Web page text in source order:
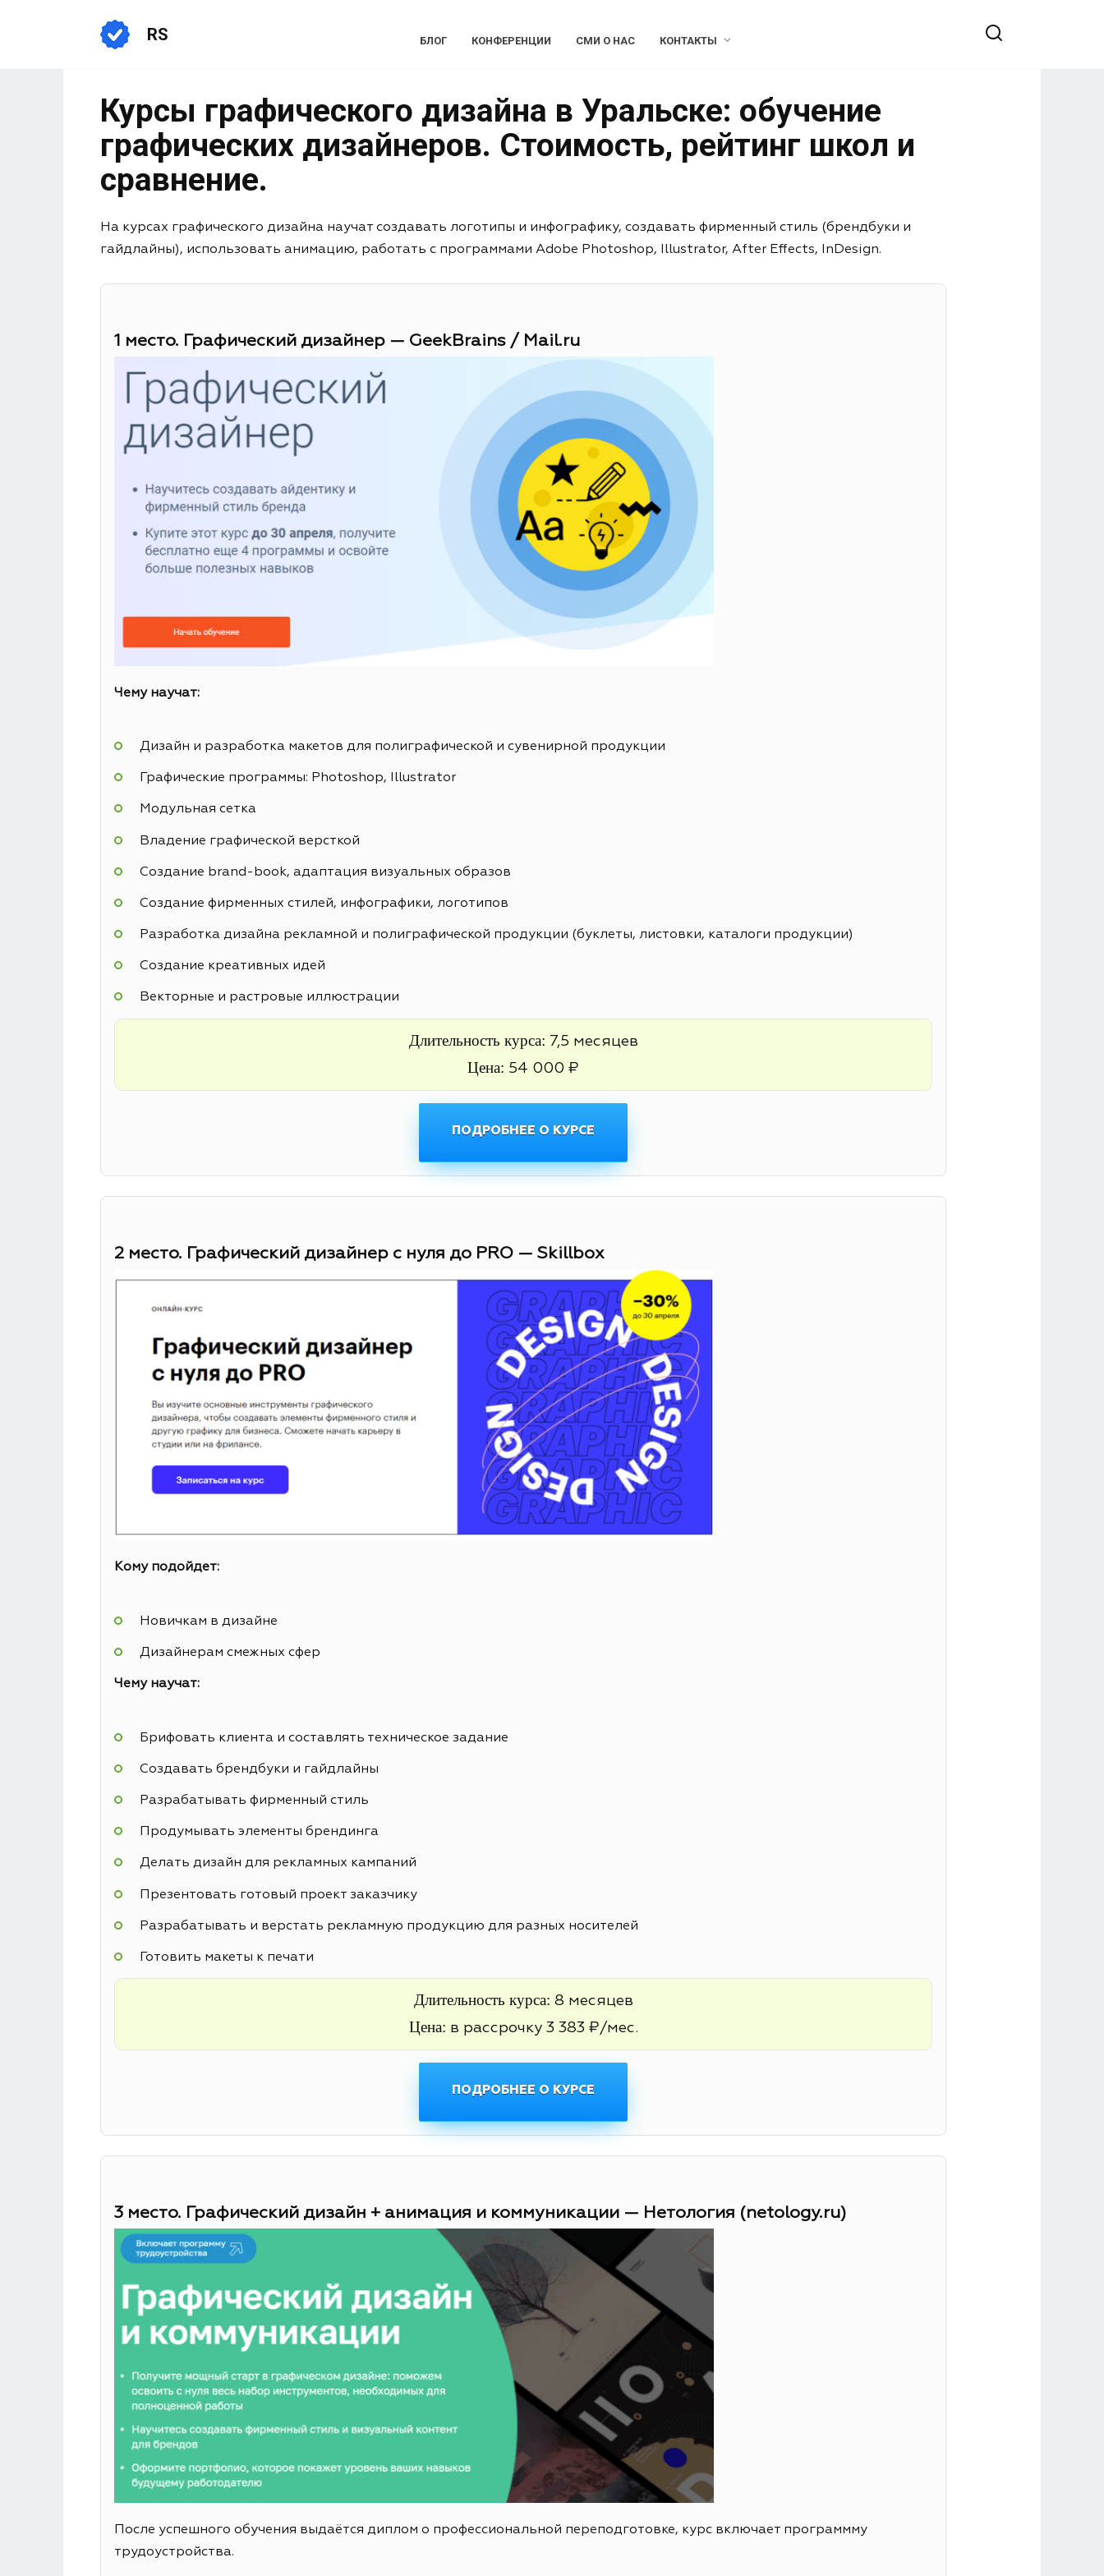
RS БЛОГ КОНФЕРЕНЦИИ СМИ О НАС КОНТАКТЫ
Курсы графического дизайна в Уральске: обучение
графических дизайнеров. Стоимость, рейтинг школ и
сравнение.
На курсах графического дизайна научат создавать логотипы и инфографику, создавать фирменный стиль (брендбуки и
гайдлайны), использовать анимацию, работать с программами Adobe Photoshop, Illustrator, After Effects, InDesign.
1 место. Графический дизайнер — GeekBrains / Mail.ru
Чему научат:
Дизайн и разработка макетов для полиграфической и сувенирной продукции
Графические программы: Photoshop, Illustrator
Модульная сетка
Владение графической версткой
Создание brand-book, адаптация визуальных образов
Создание фирменных стилей, инфографики, логотипов
Разработка дизайна рекламной и полиграфической продукции (буклеты, листовки, каталоги продукции)
Создание креативных идей
Векторные и растровые иллюстрации
Длительность курса: 7,5 месяцев
Цена: 54 000 ₽
ПОДРОБНЕЕ О КУРСЕ
2 место. Графический дизайнер с нуля до PRO — Skillbox
Кому подойдет:
Новичкам в дизайне
Дизайнерам смежных сфер
Чему научат:
Брифовать клиента и составлять техническое задание
Создавать брендбуки и гайдлайны
Разрабатывать фирменный стиль
Продумывать элементы брендинга
Делать дизайн для рекламных кампаний
Презентовать готовый проект заказчику
Разрабатывать и верстать рекламную продукцию для разных носителей
Готовить макеты к печати
Длительность курса: 8 месяцев
Цена: в рассрочку 3 383 ₽/мес.
ПОДРОБНЕЕ О КУРСЕ
3 место. Графический дизайн + анимация и коммуникации — Нетология (netology.ru)
После успешного обучения выдаётся диплом о профессиональной переподготовке, курс включает программму
трудоустройства.